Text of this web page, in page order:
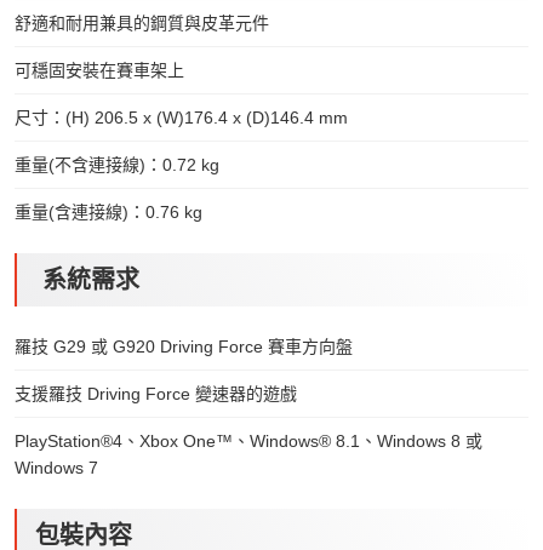
舒適和耐用兼具的鋼質與皮革元件
可穩固安裝在賽車架上
尺寸：(H) 206.5 x (W)176.4 x (D)146.4 mm
重量(不含連接線)：0.72 kg
重量(含連接線)：0.76 kg
系統需求
羅技 G29 或 G920 Driving Force 賽車方向盤
支援羅技 Driving Force 變速器的遊戲
PlayStation®4、Xbox One™、Windows® 8.1、Windows 8 或
Windows 7
包裝內容